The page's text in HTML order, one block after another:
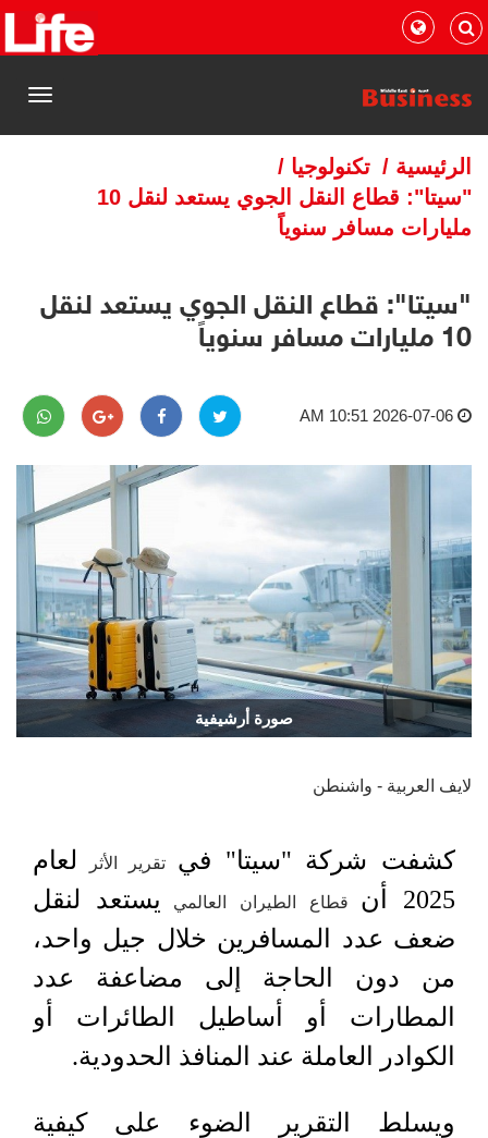
القائمة
الرئيسية / تكنولوجيا /
"سيتا": قطاع النقل الجوي يستعد لنقل 10
مليارات مسافر سنوياً
"سيتا": قطاع النقل الجوي يستعد لنقل
10 مليارات مسافر سنوياً
2026-07-06 10:51 AM
صورة أرشيفية
لايف العربية - واشنطن
كشفت شركة "سيتا" في تقرير الأثر
لعام
2025 أن
قطاع الطيران العالمي يستعد لنقل
ضعف عدد المسافرين خلال جيل واحد،
من دون الحاجة إلى مضاعفة عدد
المطارات أو أساطيل الطائرات أو
الكوادر العاملة عند المنافذ الحدودية.
ويسلط التقرير الضوء على كيفية